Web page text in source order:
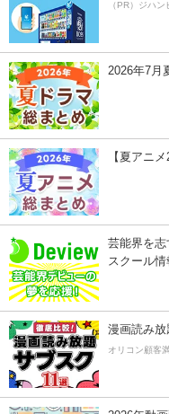
（PR）ジハン
2026年7月
【夏アニ
芸能界を志
スクール
漫画読み放
オリコン顧客